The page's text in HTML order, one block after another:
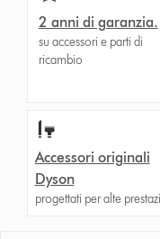
2 anni di garanzia.
su accessori e parti di
ricambio
Accessori originali
Dyson
progettati per alte